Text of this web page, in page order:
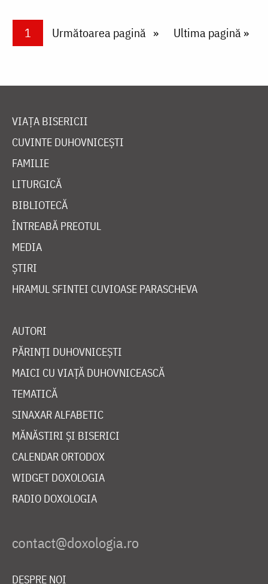
PaginareCurrent page
1 Next page
Următoarea pagină Last page
Ultima pagină »
VIAȚA BISERICII
CUVINTE DUHOVNICEȘTI
FAMILIE
LITURGICĂ
BIBLIOTECĂ
ÎNTREABĂ PREOTUL
MEDIA
ȘTIRI
HRAMUL SFINTEI CUVIOASE PARASCHEVA
AUTORI
PĂRINȚI DUHOVNICEȘTI
MAICI CU VIAȚĂ DUHOVNICEASCĂ
TEMATICĂ
SINAXAR ALFABETIC
MĂNĂSTIRI ȘI BISERICI
CALENDAR ORTODOX
WIDGET DOXOLOGIA
RADIO DOXOLOGIA
DESPRE NOI